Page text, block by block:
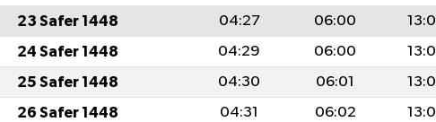
23 Safer 1448 04:27 06:00
24 Safer 1448 04:29 06:00
25 Safer 1448 04:30 06:01
26 Safer 1448 04:31 06:02